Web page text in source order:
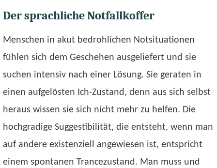
Der sprachliche Notfallkoffer
Menschen in akut bedrohlichen Notsituationen
fühlen sich dem Geschehen ausgeliefert und sie
suchen intensiv nach einer Lösung. Sie geraten in
einen aufgelösten Ich-Zustand, denn aus sich selbst
heraus wissen sie sich nicht mehr zu helfen. Die
hochgradige Suggestibilität, die entsteht, wenn man
auf andere existenziell angewiesen ist, entspricht
einem spontanen Trancezustand. Man muss und